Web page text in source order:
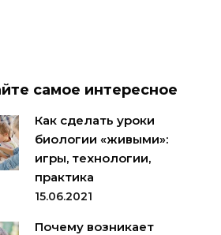
самое интересное
Как сделать уроки
биологии «живыми»:
игры, технологии,
практика
15.06.2021
Почему возникает